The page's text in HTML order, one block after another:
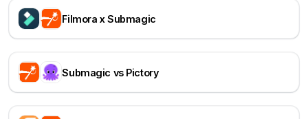
Filmora x Submagic
Submagic vs Pictory